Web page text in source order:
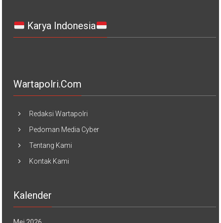
Karya Indonesia
Wartapolri.com
Redaksi Wartapolri
Pedoman Media Cyber
Tentang Kami
Kontak Kami
Kalender